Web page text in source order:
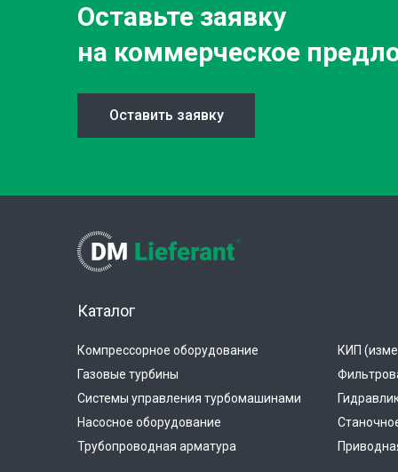
Оставьте заявку
на коммерческое
Оставить заявку
Каталог
Компрессорное оборудование
Газовые турбины
Системы управления турбомашинами
Насосное оборудование
Трубопроводная арматура
КИП